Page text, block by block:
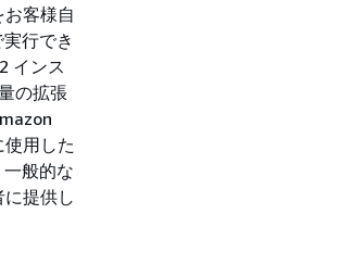
客様自
行でき
インス
の拡張
用した
般的な
提供し